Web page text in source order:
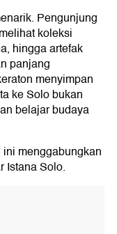
Pengunjung
koleksi
hingga artefak
panjang
menyimpan
ke Solo bukan
belajar budaya
menggabungkan
Istana Solo.